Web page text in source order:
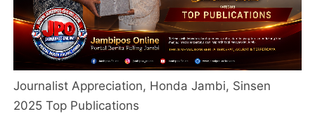
Journalist Appreciation, Honda Jambi, Sinsen
2025 Top Publications